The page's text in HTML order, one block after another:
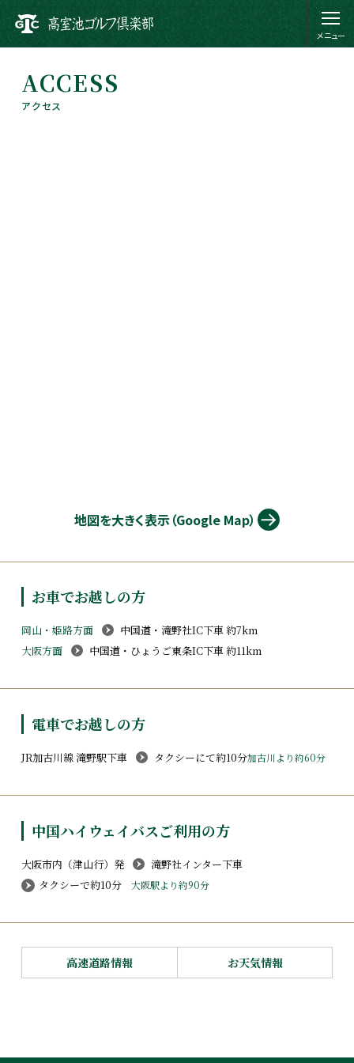
ACCESS
アクセス
地図を大きく表示（Google Map）
お車でお越しの方
岡山・姫路方面
中国道・滝野社IC下車 約7km
大阪方面
中国道・ひょうご東条IC下車 約11km
電車でお越しの方
JR加古川線 滝野駅下車 タクシーにて約10分加古川より約60分
中国ハイウェイバスご利用の方
大阪市内（津山行）発
滝野社インター下車
タクシーで約10分
大阪駅より約90分
高速道路情報 お天気情報